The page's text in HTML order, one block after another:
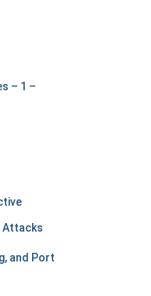
– 1 –
Attacks
and Port